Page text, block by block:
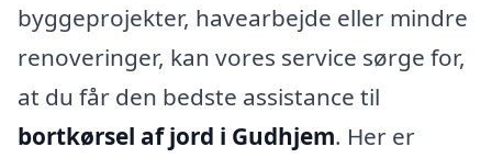
byggeprojekter, havearbejde eller mindre
renoveringer, kan vores service sørge for,
at du får den bedste assistance til
bortkørsel af jord i Gudhjem. Her er